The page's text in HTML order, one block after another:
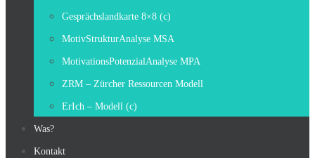
Gesprächslandkarte 8×8 (c)
MotivStrukturAnalyse MSA
MotivationsPotenzialAnalyse MPA
ZRM – Zürcher Ressourcen Modell
ErIch – Modell (c)
Was?
Kontakt